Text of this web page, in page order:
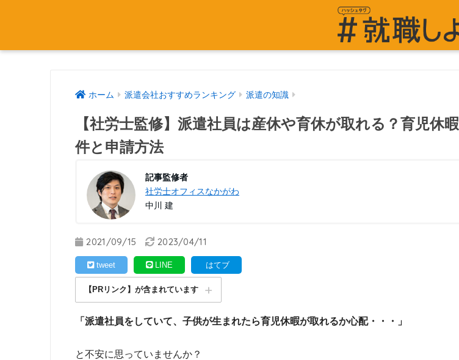
ホーム 派遣会社おすすめランキング 派遣の知識
【社労士監修】派遣社員は産休や育休が取れる？育児休
件と申請方法
記事監修者
社労士オフィスなかがわ
中川 建
2021/09/15 2023/04/11
tweet LINE はてブ
【PRリンク】が含まれています
「派遣社員をしていて、子供が生まれたら育児休暇が取れるか心配・・・」
と不安に思っていませんか？